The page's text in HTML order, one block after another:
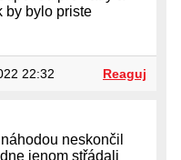
by bylo priste
22:32 Reaguj
neskončil
jenom střádali